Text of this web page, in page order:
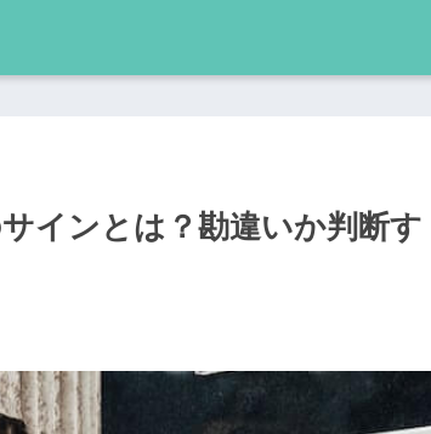
インとは？勘違いか判断す